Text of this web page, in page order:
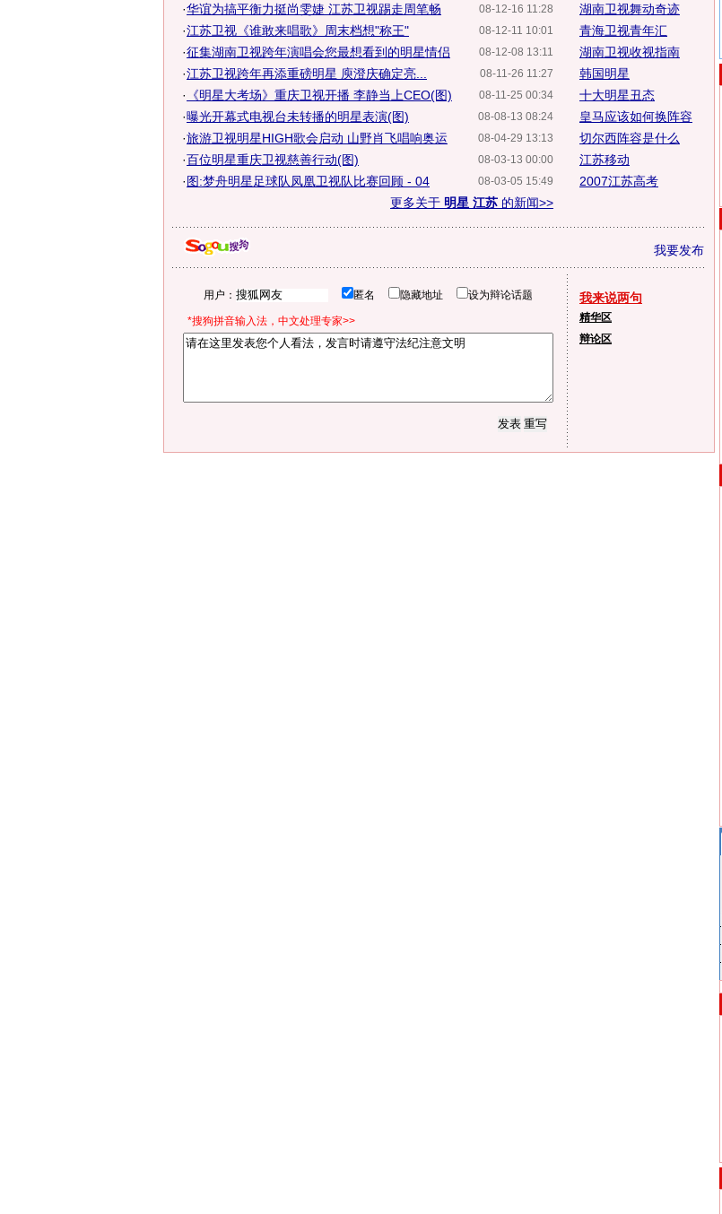
08-12-16 11:28
·华谊为搞平衡力挺尚雯婕 江苏卫视踢走周笔畅
08-12-11 10:01
·江苏卫视《谁敢来唱歌》周末档想"称王"
08-12-08 13:11
·征集湖南卫视跨年演唱会您最想看到的明星情侣
08-11-26 11:27
·江苏卫视跨年再添重磅明星 庾澄庆确定亮...
08-11-25 00:34
· 《明星大考场》重庆卫视开播 李静当上CEO(图)
08-08-13 08:24
·曝光开幕式电视台未转播的明星表演(图)
08-04-29 13:13
·旅游卫视明星HIGH歌会启动 山野肖飞唱响奥运
08-03-13 00:00
·百位明星重庆卫视慈善行动(图)
08-03-05 15:49
·图:梦舟明星足球队凤凰卫视队比赛回顾 - 04
更多关于 明星 江苏 的新闻>>
湖南卫视舞动奇迹
青海卫视青年汇
湖南卫视收视指南
韩国明星
十大明星丑态
皇马应该如何换阵容
切尔西阵容是什么
江苏移动
2007江苏高考
我要发布
用户： 匿名 隐藏地址 设为辩论话题
*搜狗拼音输入法，中文处理专家>>
我来说两句
精华区
辩论区